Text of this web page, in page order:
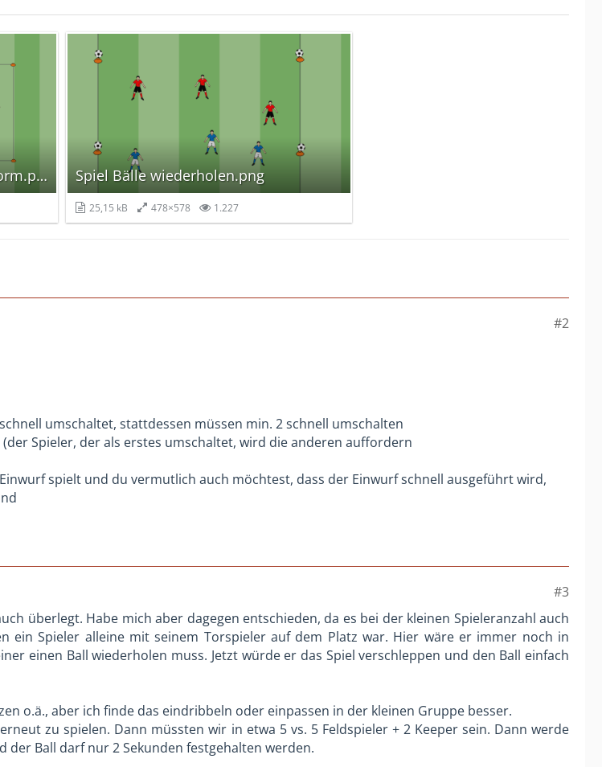
Spielverlagerung Gruppenspielform.png Spiel Bälle wiederholen.png
25,15 kB 478×578 1.227
#2
umschaltet, stattdessen müssen min. 2 schnell umschalten
Spieler, der als erstes umschaltet, wird die anderen auffordern
spielt und du vermutlich auch möchtest, dass der Einwurf schnell ausgeführt wird,
#3
überlegt. Habe mich aber dagegen entschieden, da es bei der kleinen Spieleranzahl auch
ein Spieler alleine mit seinem Torspieler auf dem Platz war. Hier wäre er immer noch in
einen Ball wiederholen muss. Jetzt würde er das Spiel verschleppen und den Ball einfach
o.ä., aber ich finde das eindribbeln oder einpassen in der kleinen Gruppe besser.
zu spielen. Dann müssten wir in etwa 5 vs. 5 Feldspieler + 2 Keeper sein. Dann werde
der Ball darf nur 2 Sekunden festgehalten werden.